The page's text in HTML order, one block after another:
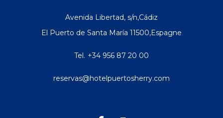
Avenida Libertad, s/n,Cádiz
El Puerto de Santa María 11500,Espagne
Tel. +34 956 87 20 00
reservas@hotelpuertosherry.com